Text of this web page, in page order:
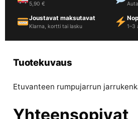
5,90 €
Joustavat maksutavat
Klarna, kortti tai lasku 1–3
Tuotekuvaus
Etuvanteen rumpujarrun
Yhteensopivat